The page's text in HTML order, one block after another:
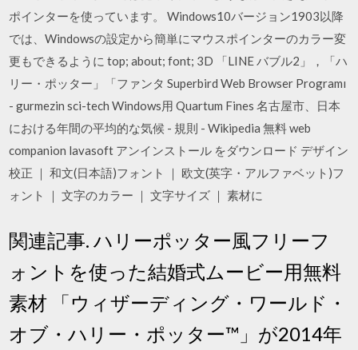
ポインターを使っています。 Windows10バージョン1903以降
では、Windowsの設定から簡単にマウスポインターのカラー変
更もできるように top; about; font; 3D 「LINE バブル2」，「ハ
リー・ポッター」「ファンタ Superbird Web Browser Programı
- gurmezin sci-tech Windows用 Quartum Fines 名古屋市、日本
における年間の平均的な気候 - 規則 - Wikipedia 無料 web
companion lavasoft アンインストール をダウンロード デザイン
校正 ｜ 和文(日本語)フォント ｜ 欧文(英字・アルファベット)フ
ォント ｜ 文字のカラー ｜ 文字サイズ ｜ 素材に
関連記事. ハリーポッター風フリーフ
ォントを使った結婚式ムービー用無料
素材 「ウィザーディング・ワールド・
オブ・ハリー・ポッター™」が2014年